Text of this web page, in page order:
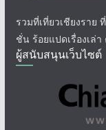
รวมที่เที่ยวเชียงราย
ชั่น ร้อยแปดเรื่องเล่
ผู้สนับสนุนเว็บไซต์